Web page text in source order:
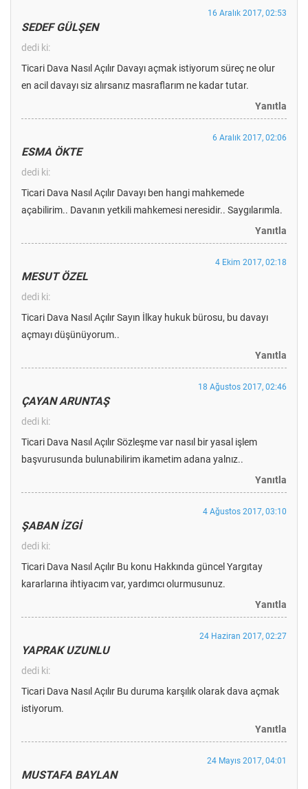
SEDEF GÜLŞEN
dedi ki:
16 Aralık 2017, 02:53
Ticari Dava Nasıl Açılır Davayı açmak istiyorum süreç ne olur
en acil davayı siz alırsanız masraflarım ne kadar tutar.
Yanıtla
ESMA ÖKTE
dedi ki:
6 Aralık 2017, 02:06
Ticari Dava Nasıl Açılır Davayı ben hangi mahkemede
açabilirim.. Davanın yetkili mahkemesi neresidir.. Saygılarımla.
Yanıtla
MESUT ÖZEL
dedi ki:
4 Ekim 2017, 02:18
Ticari Dava Nasıl Açılır Sayın İlkay hukuk bürosu, bu davayı
açmayı düşünüyorum..
Yanıtla
ÇAYAN ARUNTAŞ
dedi ki:
18 Ağustos 2017, 02:46
Ticari Dava Nasıl Açılır Sözleşme var nasıl bir yasal işlem
başvurusunda bulunabilirim ikametim adana yalnız..
Yanıtla
ŞABAN İZGİ
dedi ki:
4 Ağustos 2017, 03:10
Ticari Dava Nasıl Açılır Bu konu Hakkında güncel Yargıtay
kararlarına ihtiyacım var, yardımcı olurmusunuz.
Yanıtla
YAPRAK UZUNLU
dedi ki:
24 Haziran 2017, 02:27
Ticari Dava Nasıl Açılır Bu duruma karşılık olarak dava açmak
istiyorum.
Yanıtla
MUSTAFA BAYLAN
24 Mayıs 2017, 04:01